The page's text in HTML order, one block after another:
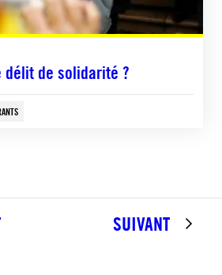
délit de solidarité ?
SUIVANT